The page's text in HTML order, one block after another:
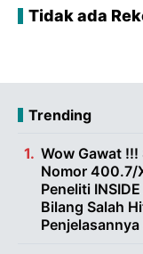
Tidak ada
Trending
Wow Gawat !!!
Nomor 400.7/
Peneliti
Bilang Salah
Penjelasannya